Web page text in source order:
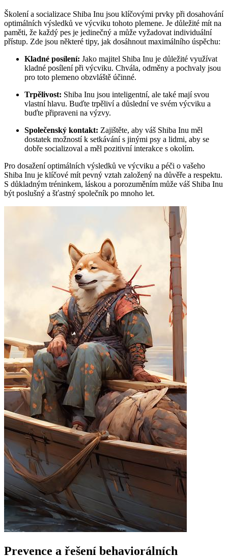
Školení a socializace Shiba Inu jsou klíčovými prvky při dosahování
optimálních výsledků ve výcviku tohoto plemene. Je důležité mít na
paměti, že každý pes je jedinečný a může vyžadovat individuální
přístup. Zde jsou některé tipy, jak dosáhnout maximálního úspěchu:
Kladné posílení: Jako majitel Shiba Inu je důležité využívat
kladné posílení při výcviku. Chvála, odměny a pochvaly jsou
pro toto plemeno obzvláště účinné.
Trpělivost: Shiba Inu jsou inteligentní, ale také mají svou
vlastní hlavu. Buďte trpěliví a důslední ve svém výcviku a
buďte připraveni na výzvy.
Společenský kontakt: Zajištěte, aby váš Shiba Inu měl
dostatek možností k setkávání s jinými psy a lidmi, aby se
dobře socializoval a měl pozitivní interakce s okolím.
Pro dosažení optimálních výsledků ve výcviku a péči o vašeho
Shiba Inu je klíčové mít pevný vztah založený na důvěře a respektu.
S důkladným tréninkem, láskou a porozuměním může váš Shiba Inu
být poslušný a šťastný společník po mnoho let.
Prevence a řešení behaviorálních